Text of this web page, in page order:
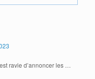
ravie d’annoncer les …